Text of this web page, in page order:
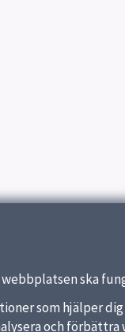
ska
som hjälper dig
och